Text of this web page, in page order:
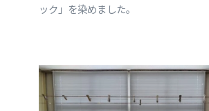
ック」を染めました。